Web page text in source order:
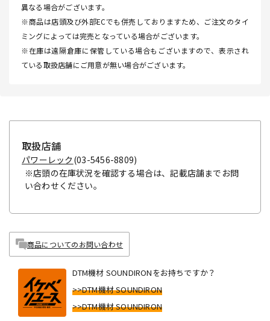
異なる場合がございます。
※商品は店頭及び外部ECでも併売しておりますため、ご注文のタイ
ミングによっては完売となっている場合がございます。
※在庫は遠隔倉庫に保管している場合もございますので、表示され
ている取扱店舗にご用意が無い場合がございます。
取扱店舗
パワーレック (03-5456-8809)
※店頭の在庫状況を確認する場合は、記載店舗までお問
い合わせください。
商品についてのお問い合わせ
DTM機材 SOUNDIRONをお持ちですか？
>>DTM機材 SOUNDIRON
>>DTM機材 SOUNDIRON